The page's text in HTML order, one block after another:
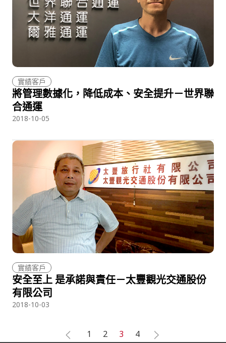
實績客戶
將管理數據化，降低成本、安全提升－世界聯
合通運
2018-10-05
實績客戶
安全至上 是承諾與責任－太豐觀光交通股份
有限公司
2018-10-03
1 2 3 4